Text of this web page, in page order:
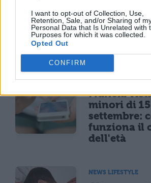
I want to opt-out of Collection, Use,
Retention, Sale, and/or Sharing of
Personal Data that Is Unrelated with
Purposes for which it was collected.
Opted Out
CONFIRM
Notte di
2026,
NEWS LIFESTYLE
Francia
minori di
settembre:
funziona il
dell'età
NEWS LIFESTYLE